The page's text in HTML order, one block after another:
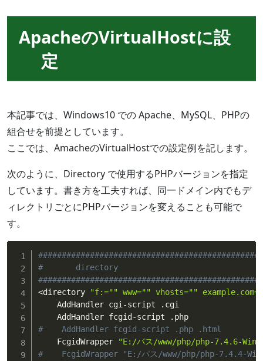
ApacheのVirtualHostに設
定
本記事では、Windows10 での Apache、MySQL、PHPの
組合せを前提としています。
ここでは、AmacheのVirtualHostでの設定例を記します。
次のように、Directory で使用するPHPバージョンを指定
しています。書き方を工夫すれば、同一ドメイン内でもデ
ィレクトリごとにPHPバージョンを変えることも可能で
す。
#       directory
<directory "f:="" www="" vhosts=""
    AddHandler cgi-script .cgi
#    AddHandler fcgid-script .php .html
    FcgidWrapper
"E:/パス/www/php/php-7.4.6-
#    FcgidWrapper "E:/パス/www/php/php-7.4.4-